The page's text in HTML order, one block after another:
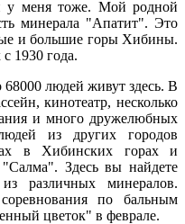
у меня тоже. Мой родной
минерала "Апатит". Это
и большие горы Хибины.
1930 года.
людей живут здесь. В
кинотеатр, несколько
и много дружелюбных
из других городов
в Хибинских горах и
"Салма". Здесь вы найдете
различных минералов.
по бальным
цветок" в феврале.